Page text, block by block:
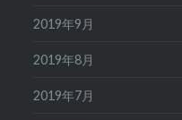
2019年9月
2019年8月
2019年7月